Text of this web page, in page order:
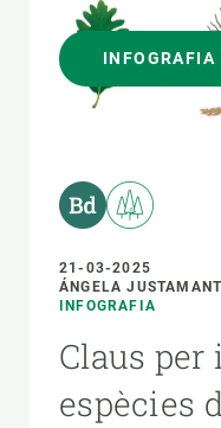
INFOGRAFIA
21-03-2025
ÁNGELA
INFOGRAFIA
Claus
espècies